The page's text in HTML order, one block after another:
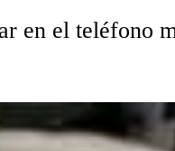
en el teléfono